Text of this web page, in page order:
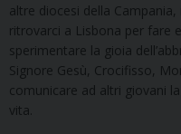
altre diocesi della Campania,
ritrovarci a Lisbona per fare
sperimentare la gioia
Signore Gesù, Crocifisso,
comunicare ad altri giovani
vita.